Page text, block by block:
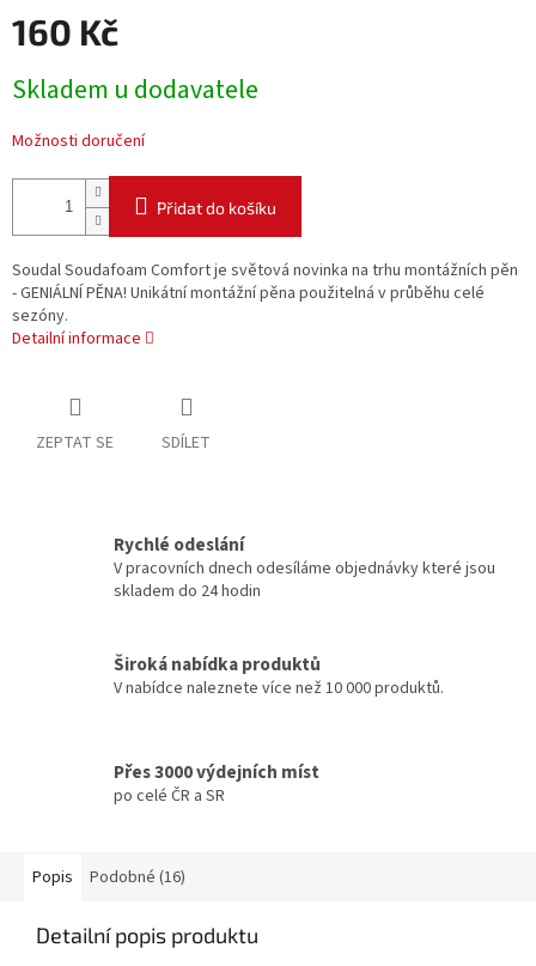
160 Kč
cena:
Skladem u dodavatele
Možnosti doručení
Přidat do košíku
Soudal Soudafoam Comfort je světová novinka na trhu montážních pěn
- GENIÁLNÍ PĚNA! Unikátní montážní pěna použitelná v průběhu celé
sezóny.
Detailní informace
ZEPTAT SE SDÍLET
Rychlé odeslání
V pracovních dnech odesíláme objednávky které jsou
skladem do 24 hodin
Široká nabídka produktů
V nabídce naleznete více než 10 000 produktů.
Přes 3000 výdejních míst
po celé ČR a SR
Popis Podobné (16)
Detailní popis produktu